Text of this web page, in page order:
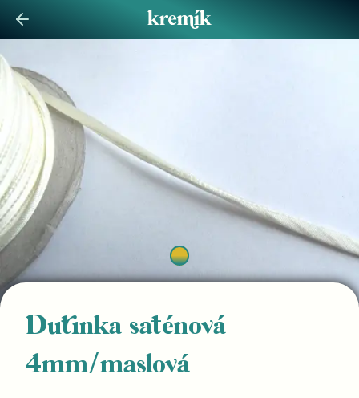
Dutinka saténová
4mm/maslová